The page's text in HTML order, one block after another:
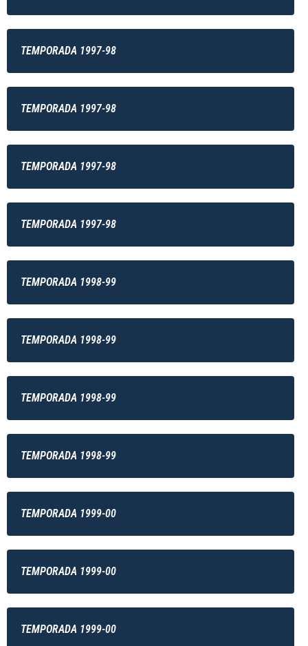
TEMPORADA 1997-98
TEMPORADA 1997-98
TEMPORADA 1997-98
TEMPORADA 1997-98
TEMPORADA 1998-99
TEMPORADA 1998-99
TEMPORADA 1998-99
TEMPORADA 1998-99
TEMPORADA 1999-00
TEMPORADA 1999-00
TEMPORADA 1999-00